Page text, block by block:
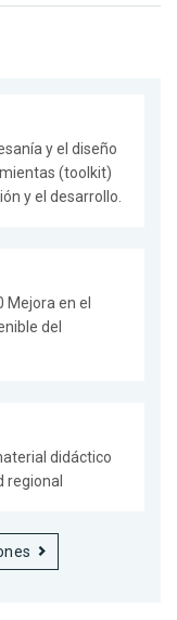
y el diseño
(toolkit)
y el desarrollo.
Mejora en el
del
didáctico
regional